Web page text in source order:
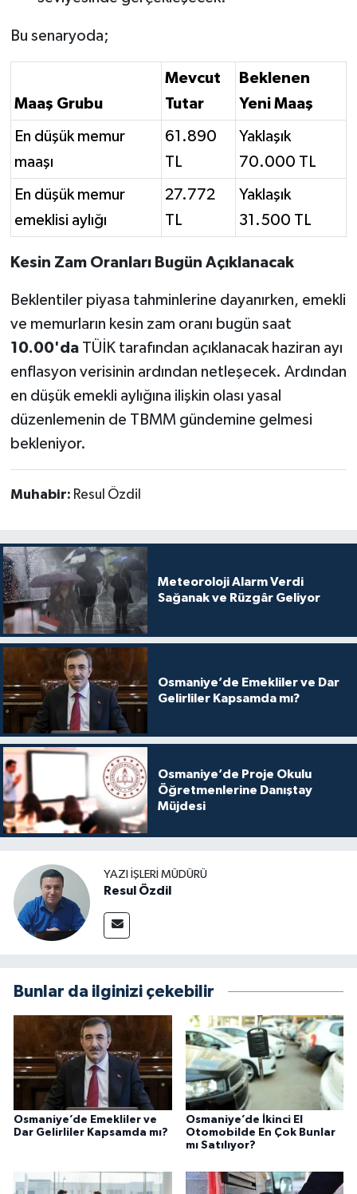
Bu senaryoda;
Maaş Grubu
Mevcut
Tutar
Beklenen
Yeni Maaş
En düşük memur
maaşı
61.890
TL
Yaklaşık
70.000 TL
En düşük memur
emeklisi aylığı
27.772
TL
Yaklaşık
31.500 TL
Kesin Zam Oranları Bugün Açıklanacak
Beklentiler piyasa tahminlerine dayanırken, emekli
ve memurların kesin zam oranı bugün saat
10.00'daTÜİK tarafından açıklanacak haziran ayı
enflasyon verisinin ardından netleşecek. Ardından
en düşük emekli aylığına ilişkin olası yasal
düzenlemenin de TBMM gündemine gelmesi
bekleniyor.
Muhabir: Resul Özdil
Meteoroloji Alarm Verdi
Sağanak ve Rüzgâr Geliyor
Osmaniye’de Emekliler ve Dar
Gelirliler Kapsamda mı?
Osmaniye’de Proje Okulu
Öğretmenlerine Danıştay
Müjdesi
YAZI İŞLERI MÜDÜRÜ
Resul Özdil
Bunlar da ilginizi çekebilir
Osmaniye’de Emekliler ve
Dar Gelirliler Kapsamda mı?
Osmaniye’de İkinci El
Otomobilde En Çok Bunlar
mı Satılıyor?